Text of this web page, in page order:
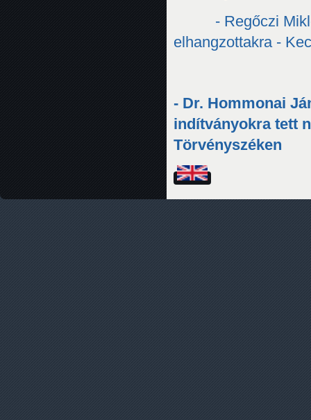
- Regőczi
elhangzottakra -
- Dr. Hommonai
indítványokra tett
Törvényszéken